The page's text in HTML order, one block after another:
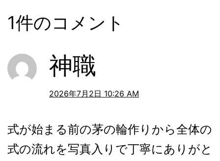
1件のコメント
神職
2026年7月2日 10:26 AM
式が始まる前の茅の輪作りから全体の
式の流れを写真入りで丁寧にありがと